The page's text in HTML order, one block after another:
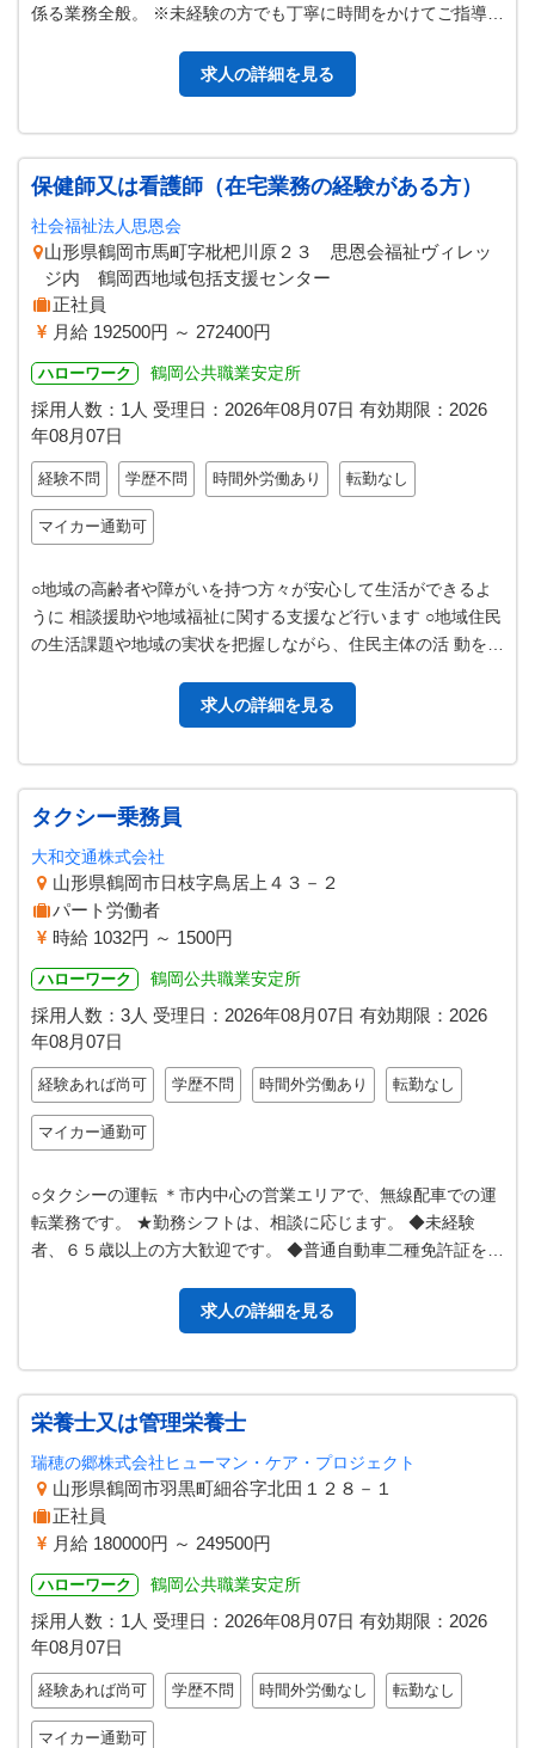
係る業務全般。 ※未経験の方でも丁寧に時間をかけてご指導い
求人の詳細を見る
保健師又は看護師（在宅業務の経験がある方）
社会福祉法人思恩会
山形県鶴岡市馬町字枇杷川原２３ 思恩会福祉ヴィレッ
ジ内 鶴岡西地域包括支援センター
正社員
月給 192500円 ～ 272400円
ハローワーク 鶴岡公共職業安定所
採用人数：1人 受理日： 2026年08月07日 有効期限： 2026
年08月07日
経験不問 学歴不問 時間外労働あり 転勤なし
マイカー通勤可
○地域の高齢者や障がいを持つ方々が安心して生活ができるよ
うに 相談援助や地域福祉に関する支援など行います ○地域住民
の生活課題や地域の実状を把握しながら、住民主体の活 動をマ
求人の詳細を見る
タクシー乗務員
大和交通株式会社
山形県鶴岡市日枝字鳥居上４３－２
パート労働者
時給 1032円 ～ 1500円
ハローワーク 鶴岡公共職業安定所
採用人数：3人 受理日： 2026年08月07日 有効期限： 2026
年08月07日
経験あれば尚可 学歴不問 時間外労働あり 転勤なし
マイカー通勤可
○タクシーの運転 ＊市内中心の営業エリアで、無線配車での運
転業務です。 ★勤務シフトは、相談に応じます。 ◆未経験
者、６５歳以上の方大歓迎です。 ◆普通自動車二種免許証を持
求人の詳細を見る
栄養士又は管理栄養士
瑞穂の郷株式会社ヒューマン・ケア・プロジェクト
山形県鶴岡市羽黒町細谷字北田１２８－１
正社員
月給 180000円 ～ 249500円
ハローワーク 鶴岡公共職業安定所
採用人数：1人 受理日： 2026年08月07日 有効期限： 2026
年08月07日
経験あれば尚可 学歴不問 時間外労働なし 転勤なし
マイカー通勤可